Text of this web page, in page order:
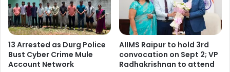
13 Arrested as Durg Police
Bust Cyber Crime Mule
Account Network
AIIMS Raipur to hold 3rd
convocation on Sept 2; VP
Radhakrishnan to attend